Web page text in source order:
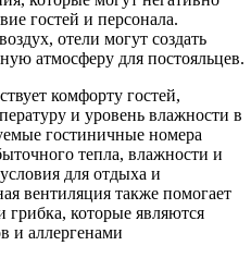
гостей и персонала.
отели могут создать
атмосферу для постояльцев.
комфорту гостей,
и уровень влажности в
гостиничные номера
тепла, влажности и
для отдыха и
вентиляция также помогает
грибка, которые являются
и аллергенами